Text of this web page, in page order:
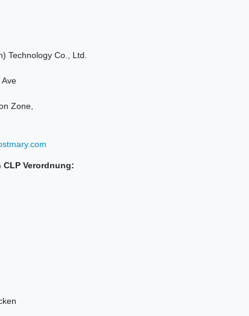
Technology Co., Ltd.
Zone,
Verordnung: